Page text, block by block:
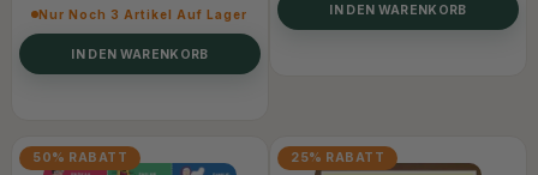
Nur Noch 3 Artikel Auf Lager
IN DEN WARENKORB
IN DEN WARENKORB
50% RABATT 25% RABATT